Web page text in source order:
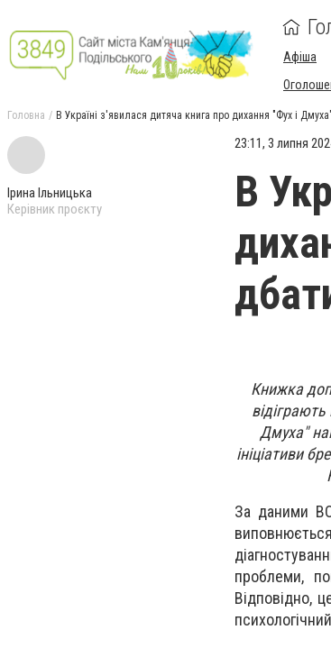
Афіша
Головна В Україні з'явилася дитяча книга про дихання "Фух і
Ірина Ільницька
Керівник проєкту
23:11, 3 липня
В
Книжка
Дмуха"
ініціативи
За даними
проблеми,
Відповідно,